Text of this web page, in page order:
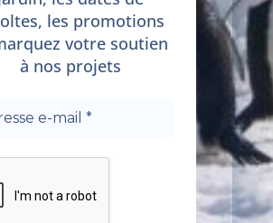
les promotions
votre soutien
à nos projets